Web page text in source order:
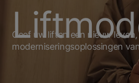
Geef uw liften een nieuw
moderniseringsoplossingen